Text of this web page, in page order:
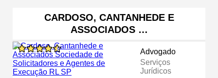
CARDOSO, CANTANHEDE E
ASSOCIADOS …
Advogado
Serviços
Jurídicos